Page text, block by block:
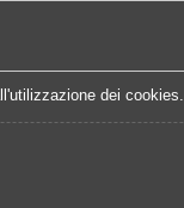
dei cookies.